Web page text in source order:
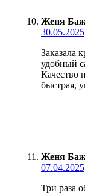
Женя
30.05.2025
Заказала
удобный
Качество
быстрая,
Женя
07.04.2025
Три раза